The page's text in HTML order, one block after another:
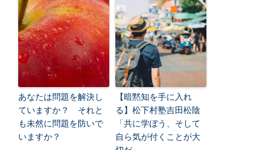
あなたは問題を解決し
ていますか？ それと
も未然に問題を防いで
いますか？
【暗黙知を手に入れ
る】松下村塾吉田松陰
「共に学ぼう、そして
自ら気が付くことが大